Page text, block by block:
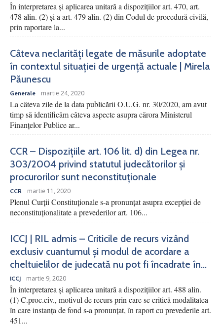
În interpretarea şi aplicarea unitară a dispoziţiilor art. 470, art.
478 alin. (2) şi a art. 479 alin. (2) din Codul de procedură civilă,
prin raportare la...
Câteva neclarități legate de măsurile adoptate
în contextul situației de urgență actuale | Mirela
Păunescu
Generale martie 24, 2020
La câteva zile de la data publicării O.U.G. nr. 30/2020, am avut
timp să identificăm câteva aspecte asupra cărora Ministerul
Finanțelor Publice ar...
CCR – Dispozițiile art. 106 lit. d) din Legea nr.
303/2004 privind statutul judecătorilor și
procurorilor sunt neconstituționale
CCR martie 11, 2020
Plenul Curții Constituționale s-a pronunțat asupra excepției de
neconstituționalitate a prevederilor art. 106...
ICCJ | RIL admis – Criticile de recurs vizând
exclusiv cuantumul și modul de acordare a
cheltuielilor de judecată nu pot fi încadrate în...
ICCJ martie 9, 2020
În interpretarea și aplicarea unitară a dispozițiilor art. 488 alin.
(1) C.proc.civ., motivul de recurs prin care se critică modalitatea
în care instanța de fond s-a pronunțat, în raport cu prevederile art.
451...